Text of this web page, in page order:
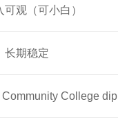
观（可小白）
长期稳定
College